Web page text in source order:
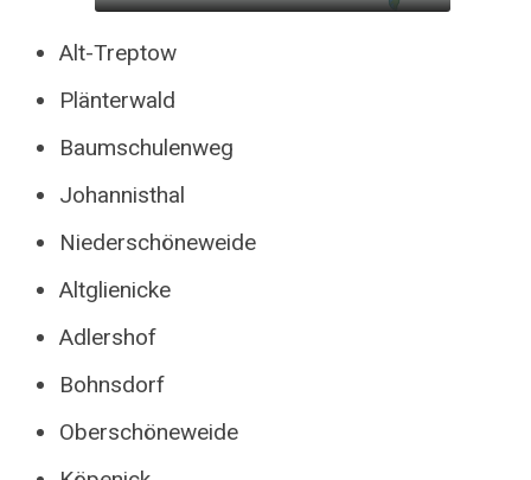
Alt-Treptow
Plänterwald
Baumschulenweg
Johannisthal
Niederschöneweide
Altglienicke
Adlershof
Bohnsdorf
Oberschöneweide